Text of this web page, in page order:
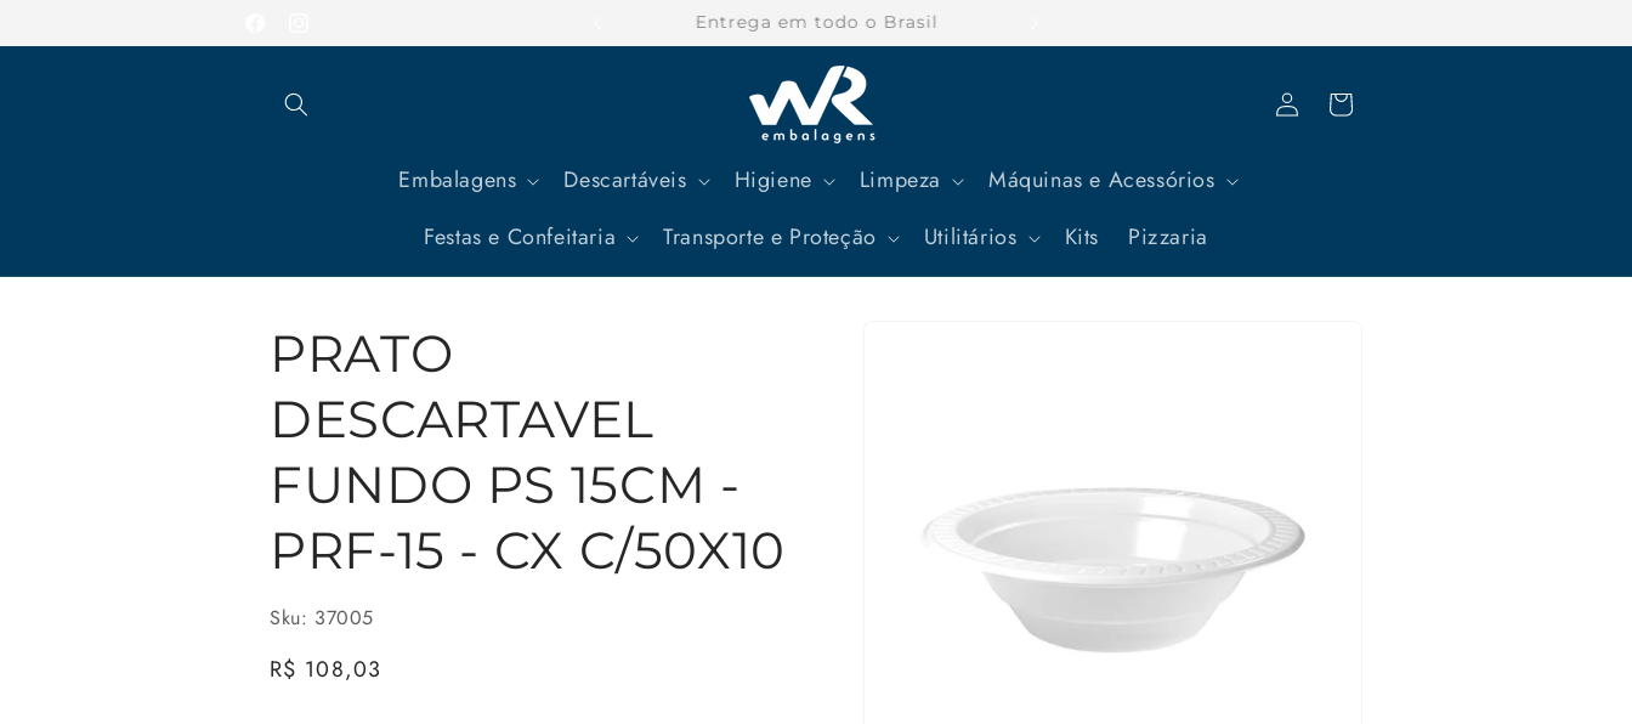
conteúdo
Parcele suas compras em até 12x
Embalagens Descartáveis Higiene Limpeza
Máquinas e Acessórios
Festas e Confeitaria
Transporte e Proteção Utilitários Kits Pizzaria
Fazer
login
Carrinho
PRATO
DESCARTAVEL
FUNDO PS 15CM -
PRF-15 - CX C/50X10
Sku: 37005
Preço
R$ 108,03